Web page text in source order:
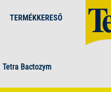
TERMÉKKERESŐ
Tetra Bactozym